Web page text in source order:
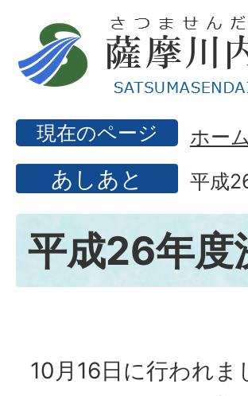
現在のページ ホーム
あしあと 平成
平成26年度
10月16日に行われ